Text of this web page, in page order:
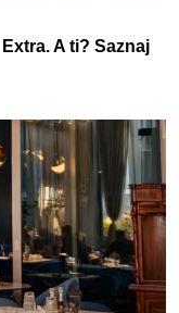
A ti? Saznaj